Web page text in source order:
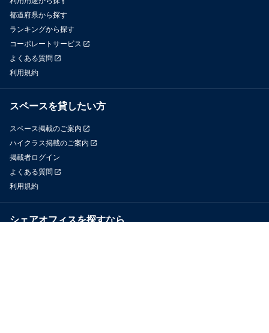
都道府県から探す
ランキングから探す
コーポレートサービス
よくある質問
利用規約
スペースを貸したい方
スペース掲載のご案内
ハイクラス掲載のご案内
掲載者ログイン
よくある質問
利用規約
シェアオフィスを探すなら